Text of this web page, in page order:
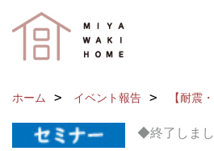
ホーム イベント報告 【耐震
◆終了しま